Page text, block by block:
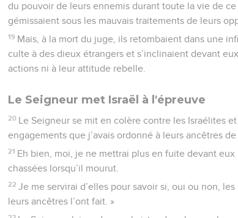
du pouvoir de leurs ennemis durant toute la vie de
gémissaient sous les mauvais traitements de leurs
19 Mais, à la mort du juge, ils retombaient dans une
culte à des dieux étrangers et s’inclinaient devant
actions ni à leur attitude rebelle.
Le Seigneur met Israël à l'épreuve
20 Le Seigneur se mit en colère contre les Israélites
engagements que j’avais ordonné à leurs ancêtres
21 Eh bien, moi, je ne mettrai plus en fuite devant
chassées lorsqu’il mourut.
22 Je me servirai d’elles pour savoir si, oui ou non,
leurs ancêtres l’ont fait. »